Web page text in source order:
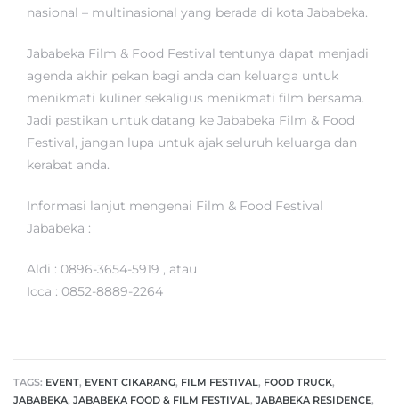
nasional – multinasional yang berada di kota Jababeka.
Jababeka Film & Food Festival tentunya dapat menjadi
agenda akhir pekan bagi anda dan keluarga untuk
menikmati kuliner sekaligus menikmati film bersama.
Jadi pastikan untuk datang ke Jababeka Film & Food
Festival, jangan lupa untuk ajak seluruh keluarga dan
kerabat anda.
Informasi lanjut mengenai Film & Food Festival
Jababeka :
Aldi : 0896-3654-5919 , atau
Icca : 0852-8889-2264
TAGS: EVENT, EVENT CIKARANG, FILM FESTIVAL, FOOD TRUCK,
JABABEKA, JABABEKA FOOD & FILM FESTIVAL, JABABEKA RESIDENCE,